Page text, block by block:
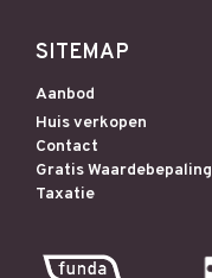
SITEMAP
Aanbod
Huis verkopen
Contact
Gratis Waardebepaling
Taxatie